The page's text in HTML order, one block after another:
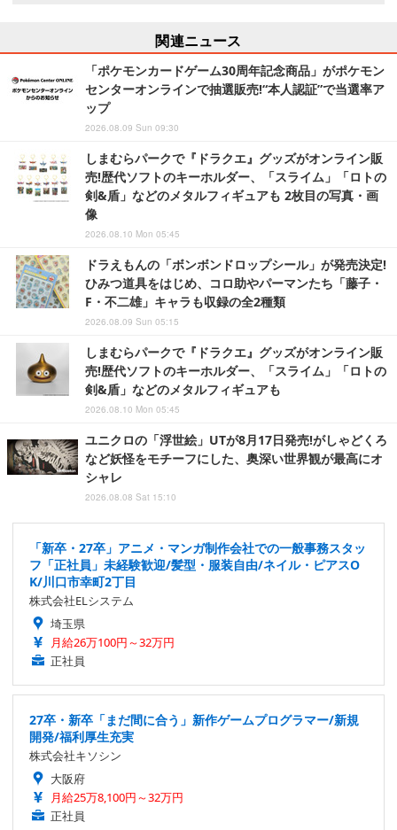
関連ニュース
「ポケモンカードゲーム30周年記念商品」がポケモン
センターオンラインで抽選販売!“本人認証”で当選率ア
ップ
2026.08.09 Sun 09:30
しまむらパークで『ドラクエ』グッズがオンライン販
売!歴代ソフトのキーホルダー、「スライム」「ロトの
剣&盾」などのメタルフィギュアも 2枚目の写真・画
像
2026.08.10 Mon 05:45
ドラえもんの「ボンボンドロップシール」が発売決定!
ひみつ道具をはじめ、コロ助やパーマンたち「藤子・
F・不二雄」キャラも収録の全2種類
2026.08.09 Sun 05:15
しまむらパークで『ドラクエ』グッズがオンライン販
売!歴代ソフトのキーホルダー、「スライム」「ロトの
剣&盾」などのメタルフィギュアも
2026.08.10 Mon 05:45
ユニクロの「浮世絵」UTが8月17日発売!がしゃどくろ
など妖怪をモチーフにした、奥深い世界観が最高にオ
シャレ
2026.08.08 Sat 15:10
「新卒・27卒」アニメ・マンガ制作会社での一般事務スタッ
フ「正社員」未経験歓迎/髪型・服装自由/ネイル・ピアスO
K/川口市幸町2丁目
株式会社ELシステム
埼玉県
月給26万100円～32万円
正社員
27卒・新卒「まだ間に合う」新作ゲームプログラマー/新規
開発/福利厚生充実
株式会社キソシン
大阪府
月給25万8,100円～32万円
正社員